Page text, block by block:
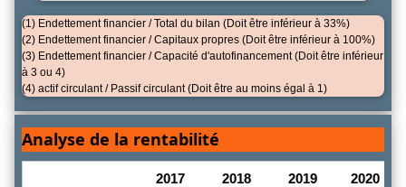
(1) Endettement financier / Total du bilan (Doit être inférieur à 33%)
(2) Endettement financier / Capitaux propres (Doit être inférieur à 100%)
(3) Endettement financier / Capacité d'autofinancement (Doit être inférieur
à 3 ou 4)
(4) actif circulant / Passif circulant (Doit être au moins égal à 1)
Analyse de la rentabilité
2017 2018 2019 2020